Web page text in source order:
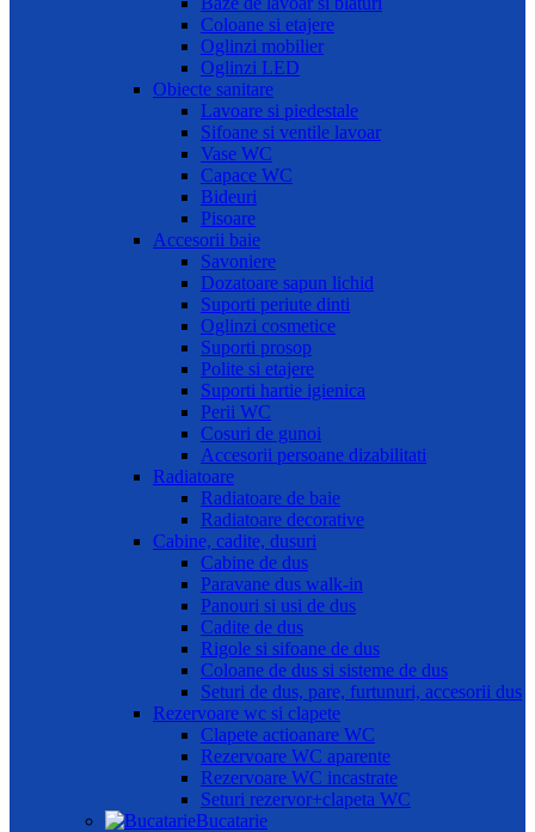
Coloane si etajere
Oglinzi mobilier
Oglinzi LED
Obiecte sanitare
Lavoare si piedestale
Sifoane si ventile lavoar
Vase WC
Capace WC
Bideuri
Pisoare
Accesorii baie
Savoniere
Dozatoare sapun lichid
Suporti periute dinti
Oglinzi cosmetice
Suporti prosop
Polite si etajere
Suporti hartie igienica
Perii WC
Cosuri de gunoi
Accesorii persoane dizabilitati
Radiatoare
Radiatoare de baie
Radiatoare decorative
Cabine, cadite, dusuri
Cabine de dus
Paravane dus walk-in
Panouri si usi de dus
Cadite de dus
Rigole si sifoane de dus
Coloane de dus si sisteme de dus
Seturi de dus, pare, furtunuri, accesorii dus
Rezervoare wc si clapete
Clapete actioanare WC
Rezervoare WC aparente
Rezervoare WC incastrate
Seturi rezervor+clapeta WC
Bucatarie